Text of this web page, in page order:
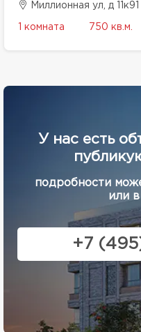
Миллионная ул, д 11к91
1 комната 750 кв.м.
У нас есть
подробности
или
+7